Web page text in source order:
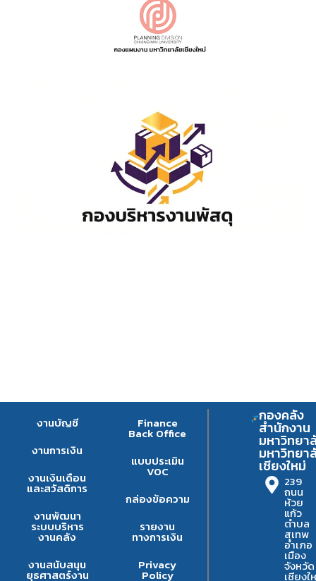
งานบัญชี
งานการเงิน
งานเงินเดือน
และสวัสดิการ
งานพัฒนา
ระบบบริหาร
งานคลัง
งานสนับสนุน
ยุธศาสตร์งาน
Finance
Back Office
แบบประเมิน
VOC
กล่องข้อความ
รายงาน
ทางการเงิน
Privacy
Policy
กองคลัง
สำนักงาน
มหาวิทยา
มหาวิทยา
เชียงใหม่
239
ถนน
ห้วย
แก้ว
ตำบล
สุเทพ
อำเภอ
เมือง
จังหวัด
เชียงใ